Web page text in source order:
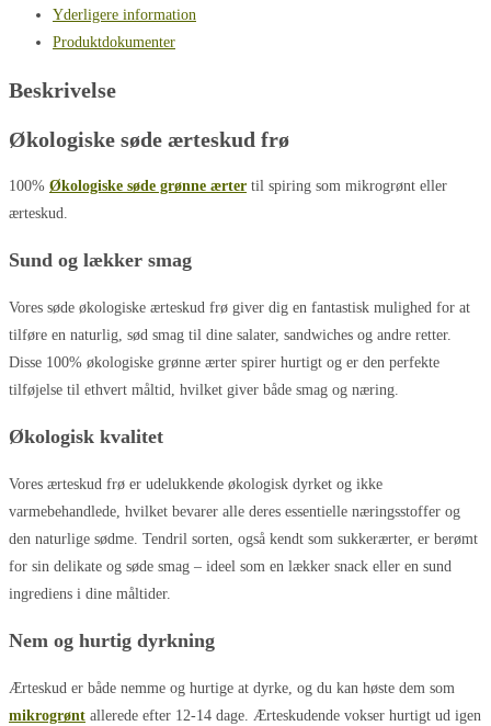
Yderligere information
Produktdokumenter
Beskrivelse
Økologiske søde ærteskud frø
100% Økologiske søde grønne ærter til spiring som mikrogrønt eller
ærteskud.
Sund og lækker smag
Vores søde økologiske ærteskud frø giver dig en fantastisk mulighed for at
tilføre en naturlig, sød smag til dine salater, sandwiches og andre retter.
Disse 100% økologiske grønne ærter spirer hurtigt og er den perfekte
tilføjelse til ethvert måltid, hvilket giver både smag og næring.
Økologisk kvalitet
Vores ærteskud frø er udelukkende økologisk dyrket og ikke
varmebehandlede, hvilket bevarer alle deres essentielle næringsstoffer og
den naturlige sødme. Tendril sorten, også kendt som sukkerærter, er berømt
for sin delikate og søde smag – ideel som en lækker snack eller en sund
ingrediens i dine måltider.
Nem og hurtig dyrkning
Ærteskud er både nemme og hurtige at dyrke, og du kan høste dem som
mikrogrønt allerede efter 12-14 dage. Ærteskudende vokser hurtigt ud igen